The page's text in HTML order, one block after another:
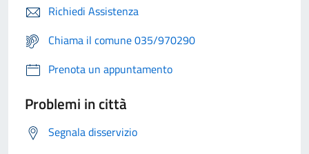
Richiedi Assistenza
Chiama il comune 035/970290
Prenota un appuntamento
Problemi in città
Segnala disservizio